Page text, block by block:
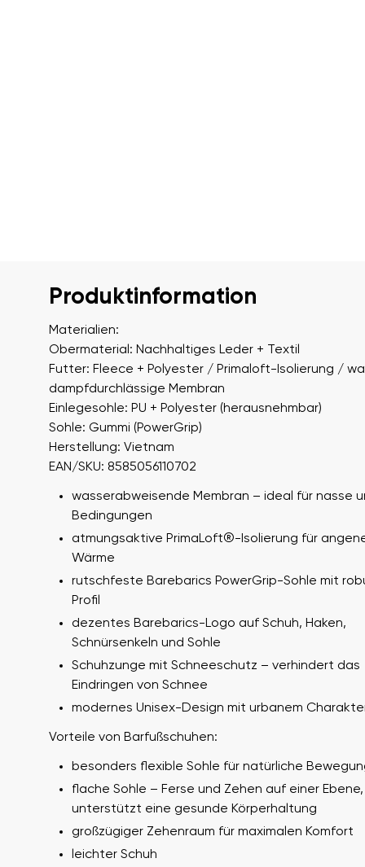
Produktinformation
Materialien:
Obermaterial: Nachhaltiges Leder + Textil
Futter: Fleece + Polyester / Primaloft-Isolierung /
dampfdurchlässige Membran
Einlegesohle: PU + Polyester (herausnehmbar)
Sohle: Gummi (PowerGrip)
Herstellung: Vietnam
EAN/SKU: 8585056110702
wasserabweisende Membran – ideal für nasse
Bedingungen
atmungsaktive PrimaLoft®-Isolierung für
Wärme
rutschfeste Barebarics PowerGrip-Sohle mit
Profil
dezentes Barebarics-Logo auf Schuh, Haken,
Schnürsenkeln und Sohle
Schuhzunge mit Schneeschutz – verhindert das
Eindringen von Schnee
modernes Unisex-Design mit urbanem
Vorteile von Barfußschuhen:
besonders flexible Sohle für natürliche
flache Sohle – Ferse und Zehen auf einer Ebene,
unterstützt eine gesunde Körperhaltung
großzügiger Zehenraum für maximalen Komfort
leichter Schuh
Ihr Vor- und Nachname
Dein Name
Bestellnummer